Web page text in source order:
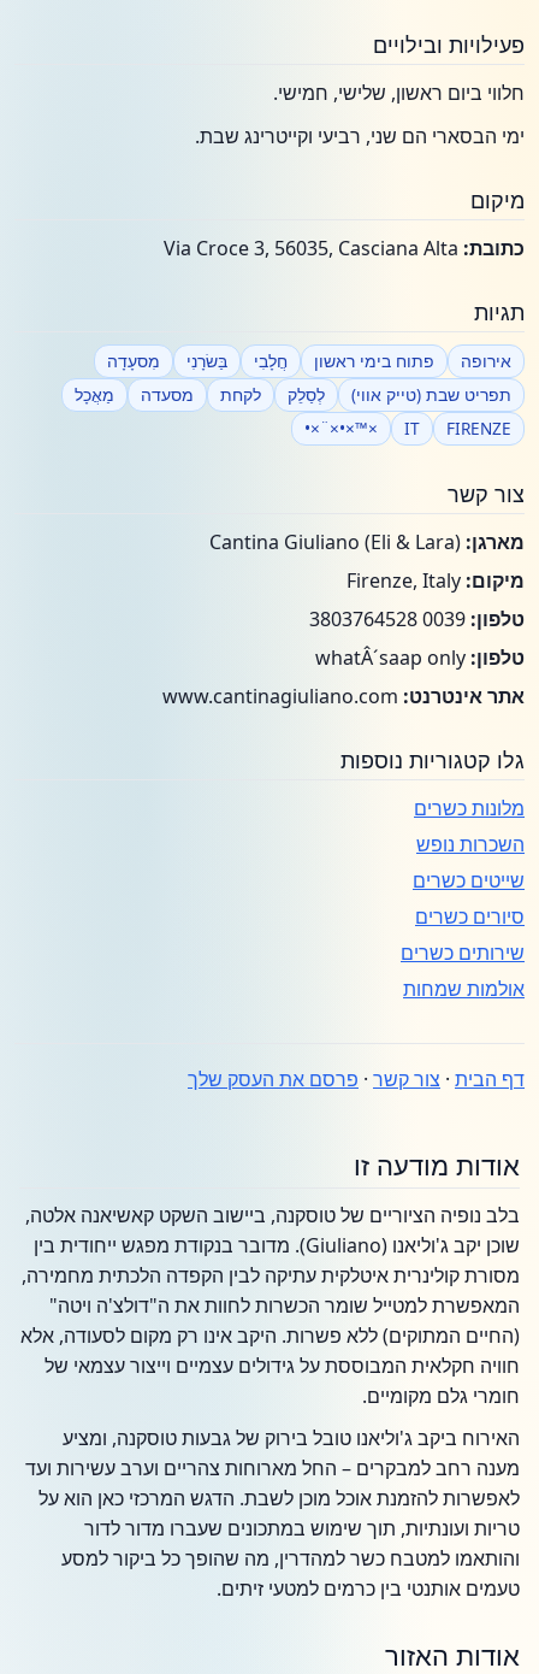
פעילויות ובילויים
חלווי ביום ראשון, שלישי, חמישי.
ימי הבסארי הם שני, רביעי וקייטרינג שבת.
מיקום
כתובת:
תגיות
אירופה פתוח בימי ראשון חֲלָבִי בַּשׂרָנִי
מִסעָדָה
תפריט שבת (טייק אווי)
לְסַלֵק לקחת מסעדה
מַאֲכָל
FIRENZE
IT
×™×•×¨×•
צור קשר
מארגן:
מיקום:
טלפון:
טלפון:
אתר אינטרנט:
גלו קטגוריות נוספות
מלונות כשרים
השכרות נופש
שייטים כשרים
סיורים כשרים
שירותים כשרים
אולמות שמחות
דף הבית · צור קשר · פרסם את העסק שלך
אודות מודעה זו
בלב נופיה הציוריים של טוסקנה, ביישוב השקט קאשיאנה אלטה,
שוכן יקב ג'וליאנו (Giuliano). מדובר בנקודת מפגש ייחודית בין
מסורת קולינרית איטלקית עתיקה לבין הקפדה הלכתית מחמירה,
המאפשרת למטייל שומר הכשרות לחוות את ה"דולצ'ה ויטה"
(החיים המתוקים) ללא פשרות. היקב אינו רק מקום לסעודה, אלא
חוויה חקלאית המבוססת על גידולים עצמיים וייצור עצמאי של
חומרי גלם מקומיים.
האירוח ביקב ג'וליאנו טובל בירוק של גבעות טוסקנה, ומציע
מענה רחב למבקרים – החל מארוחות צהריים וערב עשירות ועד
לאפשרות להזמנת אוכל מוכן לשבת. הדגש המרכזי כאן הוא על
טריות ועונתיות, תוך שימוש במתכונים שעברו מדור לדור
והותאמו למטבח כשר למהדרין, מה שהופך כל ביקור למסע
טעמים אותנטי בין כרמים למטעי זיתים.
אודות האזור